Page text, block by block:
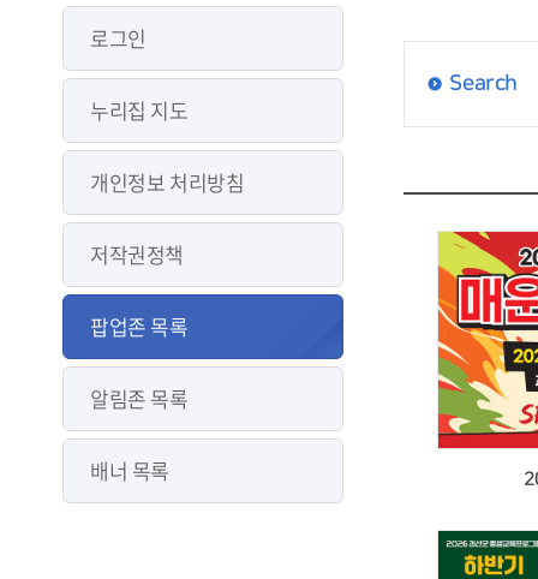
로그인
누리집 지도
개인정보 처리방침
저작권정책
팝업존 목록
알림존 목록
배너 목록
Search